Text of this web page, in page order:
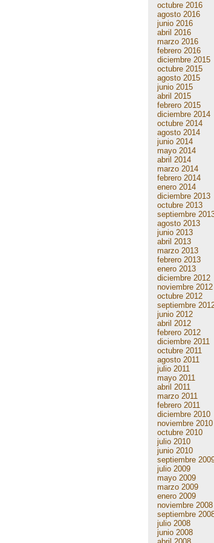
octubre 2016
agosto 2016
junio 2016
abril 2016
marzo 2016
febrero 2016
diciembre 2015
octubre 2015
agosto 2015
junio 2015
abril 2015
febrero 2015
diciembre 2014
octubre 2014
agosto 2014
junio 2014
mayo 2014
abril 2014
marzo 2014
febrero 2014
enero 2014
diciembre 2013
octubre 2013
septiembre
agosto 2013
junio 2013
abril 2013
marzo 2013
febrero 2013
enero 2013
diciembre 2012
noviembre 2012
octubre 2012
septiembre
junio 2012
abril 2012
febrero 2012
diciembre 2011
octubre 2011
agosto 2011
julio 2011
mayo 2011
abril 2011
marzo 2011
febrero 2011
diciembre 2010
noviembre 2010
octubre 2010
julio 2010
junio 2010
septiembre
julio 2009
mayo 2009
marzo 2009
enero 2009
noviembre 2008
septiembre
julio 2008
junio 2008
abril 2008